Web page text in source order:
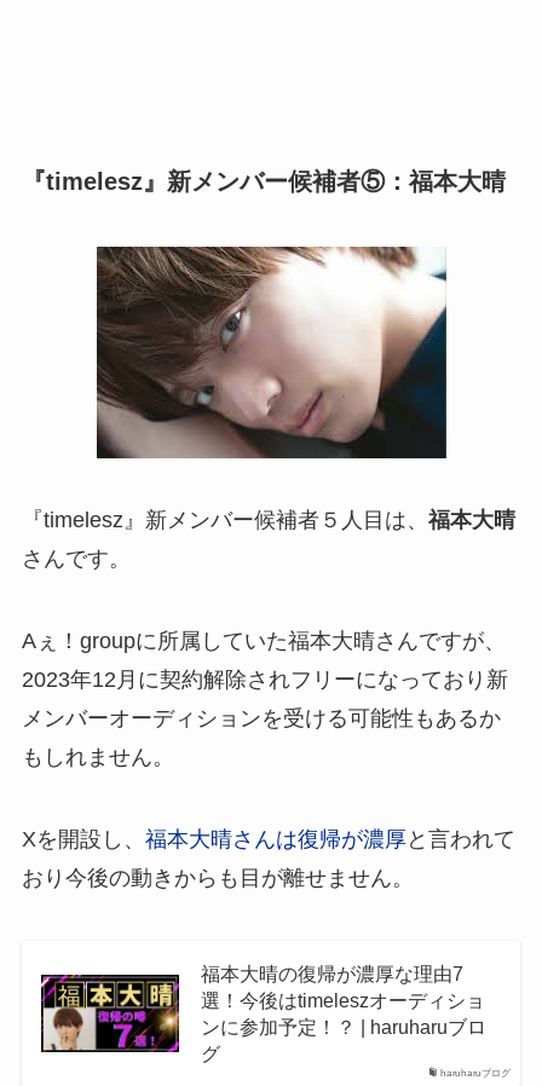
『timelesz』新メンバー候補者⑤：福本大晴
『timelesz』新メンバー候補者５人目は、 福本大晴
さんです。
Aぇ！groupに所属していた福本大晴さんですが、
2023年12月に契約解除されフリーになっており新
メンバーオーディションを受ける可能性もあるか
もしれません。
Xを開設し、 福本大晴さんは復帰が濃厚と言われて
おり今後の動きからも目が離せません。
haruharuブログ
福本大晴の復帰が濃厚な理由7
選！今後はtimeleszオーディショ
ンに参加予定！？ | haruharuブロ
グ